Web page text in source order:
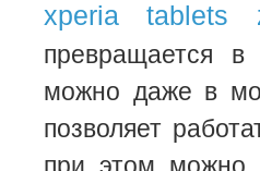
xperia tablets
превращается
можно даже в
позволяет